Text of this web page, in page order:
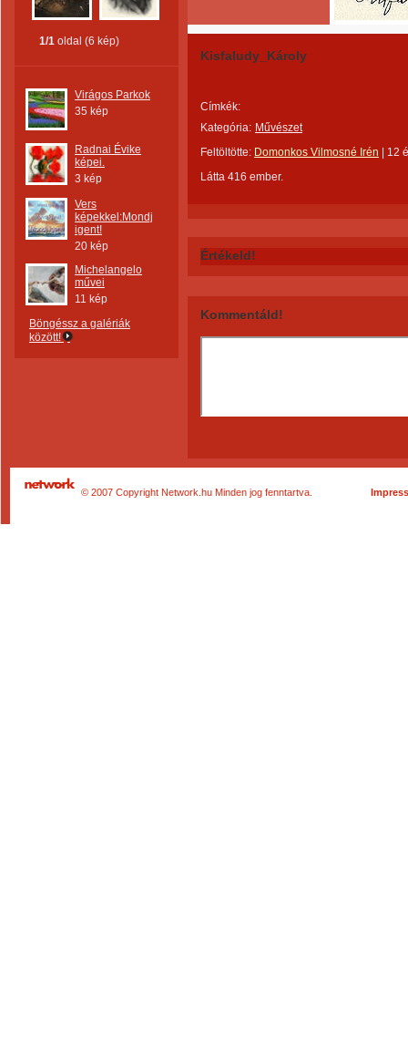
1/1 oldal (6 kép)
Virágos Parkok
35 kép
Radnai Évike
képei.
3 kép
Vers
képekkel:Mondj
igent!
20 kép
Michelangelo
művei
11 kép
Böngéssz a galériák
között!
Kisfaludy_Károly
Címkék:
Kategória: Művészet
Feltöltötte: Domonkos Vilmosné Irén
12
Látta 416 ember.
Értékeld!
Kommentáld!
© 2007 Copyright Network.hu Minden jog fenntartva.